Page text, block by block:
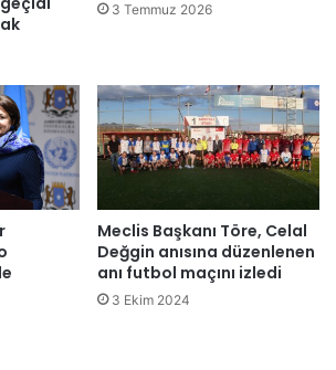
3 Temmuz 2026
Meclis Başkanı Töre, Celal
Değgin anısına düzenlenen
anı futbol maçını izledi
3 Ekim 2024